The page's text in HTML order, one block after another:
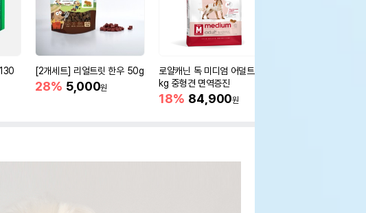
[2개세트] 리얼트릿 한우 50g
28% 5,000원
로얄캐닌 독 미디엄 어덜트 10
kg 중형견 면역증진
18% 84,900원